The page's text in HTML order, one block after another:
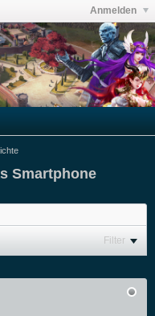
Anmelden
Smartphone
Filter